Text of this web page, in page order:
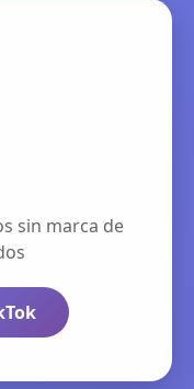
sin marca de